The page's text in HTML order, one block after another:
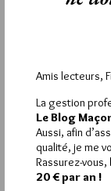
lis le livre dont
auras ta réponse.
DÉSAP.
20 NOVEMBRE 2017 À
Amis lecteurs,
La gestion
Le Blog
Aussi, afin
qualité, je me
Rassurez-vous,
20 € par an !